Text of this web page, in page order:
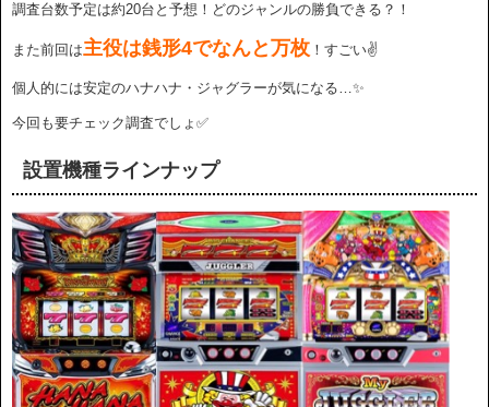
調査台数予定は約20台と予想！どのジャンルの勝負できる？！
また前回は主役は銭形4でなんと万枚 ！すごい✌️
個人的には安定のハナハナ・ジャグラーが気になる…✨
今回も要チェック調査でしょ✅
設置機種ラインナップ